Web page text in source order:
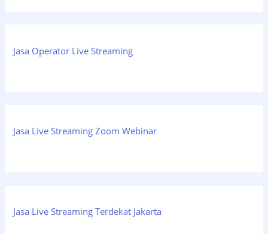
Jasa Operator Live Streaming
Jasa Live Streaming Zoom Webinar
Jasa Live Streaming Terdekat Jakarta